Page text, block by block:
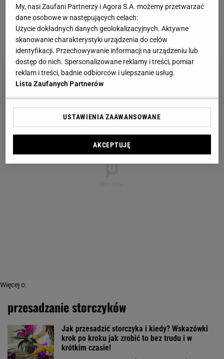
Trymer czy golarka, a może jednorazówka?
Jedno urządzenie rzadko wystarcza
Więcej o:
przesadzanie storczyków
Jak przesadzić storczyka i kiedy? Wskazówki
krok po kroku jak zrobić to bez trudu i w
krótkim czasie!
My, nasi Zaufani Partnerzy i Agora S.A. możemy przetwarzać
dane osobowe w następujących celach:
Użycie dokładnych danych geolokalizacyjnych. Aktywne
skanowanie charakterystyki urządzenia do celów
identyfikacji. Przechowywanie informacji na urządzeniu lub
dostęp do nich. Spersonalizowane reklamy i treści, pomiar
reklam i treści, badnie odbiorców i ulepszanie usług.
Lista Zaufanych Partnerów
USTAWIENIA ZAAWANSOWANE
AKCEPTUJĘ